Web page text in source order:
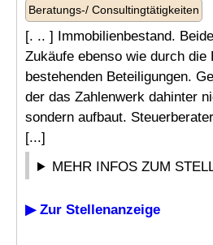
Beratungs-/ Consultingtätigkeiten
[. .. ] Immobilienbestand.
Zukäufe ebenso wie durch die
bestehenden Beteiligungen.
der das Zahlenwerk dahinter
sondern aufbaut.
[...]
MEHR INFOS ZUM
▶ Zur Stellenanzeige